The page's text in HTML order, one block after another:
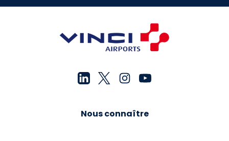
Nous connaître